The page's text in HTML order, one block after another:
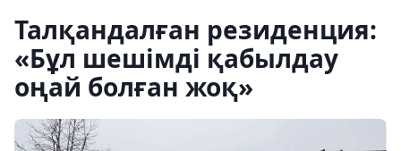
Талқандалған резиденция:
«Бұл шешімді қабылдау
оңай болған жоқ»